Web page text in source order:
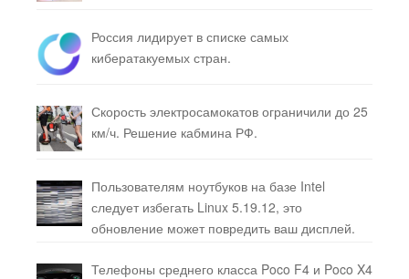
Россия лидирует в списке самых
кибератакуемых стран.
Скорость электросамокатов ограничили до 25
км/ч. Решение кабмина РФ.
Пользователям ноутбуков на базе Intel
следует избегать Linux 5.19.12, это
обновление может повредить ваш дисплей.
Телефоны среднего класса Poco F4 и Poco X4